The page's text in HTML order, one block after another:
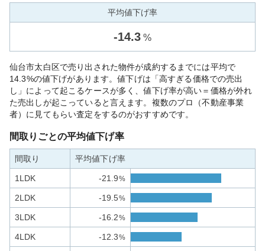
平均値下げ率
-14.3 %
仙台市太白区で売り出された物件が成約するまでには平均で
14.3%の値下げがあります。値下げは「高すぎる価格での売出
し」によって起こるケースが多く、値下げ率が高い＝価格が外れ
た売出しが起こっていると言えます。複数のプロ（不動産事業
者）に見てもらい査定をするのがおすすめです。
間取りごとの平均値下げ率
間取り 平均値下げ率
1LDK -21.9%
2LDK -19.5%
3LDK -16.2%
4LDK -12.3%